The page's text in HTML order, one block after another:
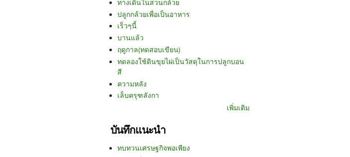
ทางเดินในสวนกล้วย
ปลูกกล้วยเพื่อเป็นอาหาร
เร็วๆนี้
บานแล้ว
ฤดูกาล(ทดสอบเขียน)
ทดลองใช้ดินขุยไผ่เป็นวัสดุในการปลูกบอน
สี
ความหลัง
เล็บครุฑลังกา
เพิ่มเติม
บันทึกแนะนำ
ทบทวนเศรษฐกิจพอเพียง